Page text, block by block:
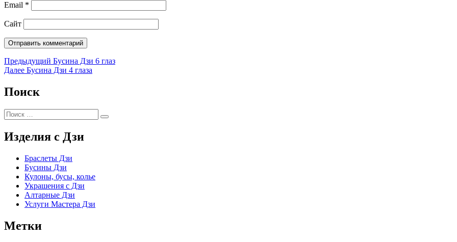
Email *
Сайт
Навигация
по
Предыдущая
запись
Предыдущий Бусина Дзи 6 глаз
Следующая
Далее Бусина Дзи 4 глаза
Поиск
Искать:
Поиск
Изделия с Дзи
Браслеты Дзи
Бусины Дзи
Кулоны, бусы, колье
Украшения с Дзи
Алтарные Дзи
Услуги Мастера Дзи
Метки